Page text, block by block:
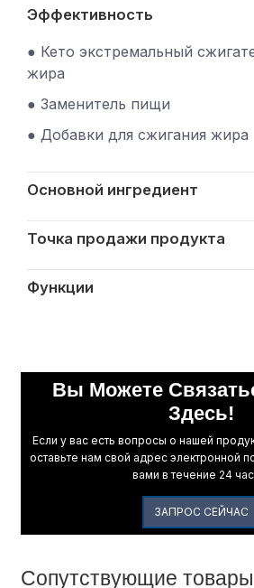
Эффективность
● Кето экстремальный
жира
● Заменитель пищи
● Добавки для сжигания жира
Основной ингредиент
Точка продажи продукта
Функции
Вы Можете
Здесь!
Если у вас есть вопросы о нашей
оставьте нам свой адрес электронной
вами в течение 24
ЗАПРОС СЕЙЧАС
Сопутствующие товары